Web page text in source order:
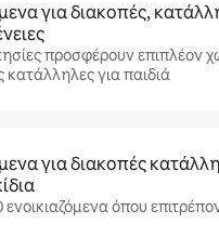
για διακοπές,
προσφέρουν επιπλέον
κατάλληλες για παιδιά
για διακοπές
ενοικιαζόμενα όπου